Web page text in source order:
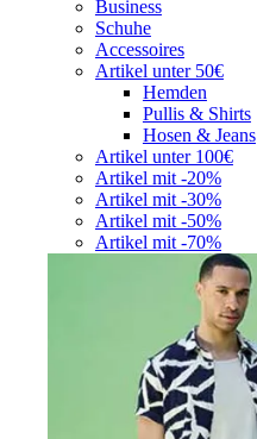
Business
Schuhe
Accessoires
Artikel unter 50€
Hemden
Pullis & Shirts
Hosen & Jeans
Artikel unter 100€
Artikel mit -20%
Artikel mit -30%
Artikel mit -50%
Artikel mit -70%